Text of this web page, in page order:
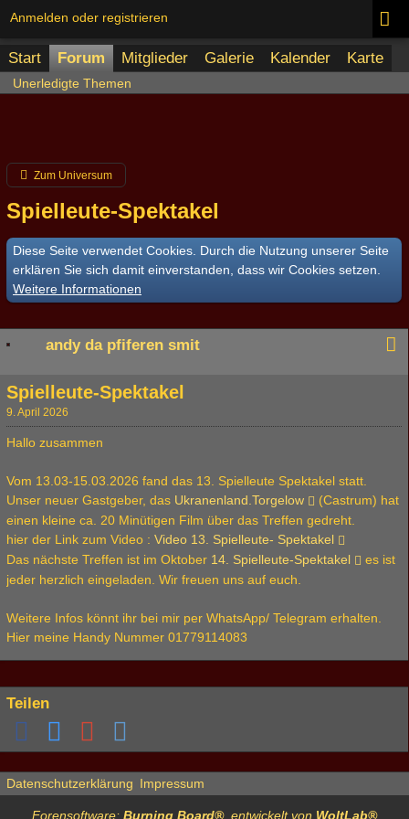
Anmelden oder registrieren
Start Forum Mitglieder Galerie Kalender Karte
Unerledigte Themen
Zum Universum
Spielleute-Spektakel
Diese Seite verwendet Cookies. Durch die Nutzung unserer Seite
erklären Sie sich damit einverstanden, dass wir Cookies setzen.
Weitere Informationen
andy da pfiferen smit
Spielleute-Spektakel
9. April 2026
Hallo zusammen
Vom 13.03-15.03.2026 fand das 13. Spielleute Spektakel statt.
Unser neuer Gastgeber, das Ukranenland.Torgelow
(Castrum) hat
einen kleine ca. 20 Minütigen Film über das Treffen gedreht.
hier der Link zum Video : Video 13. Spielleute- Spektakel
Das nächste Treffen ist im Oktober 14. Spielleute-Spektakel
es ist
jeder herzlich eingeladen. Wir freuen uns auf euch.
Weitere Infos könnt ihr bei mir per WhatsApp/ Telegram erhalten.
Hier meine Handy Nummer 01779114083
Teilen
Datenschutzerklärung Impressum
Forensoftware: Burning Board®, entwickelt von WoltLab®